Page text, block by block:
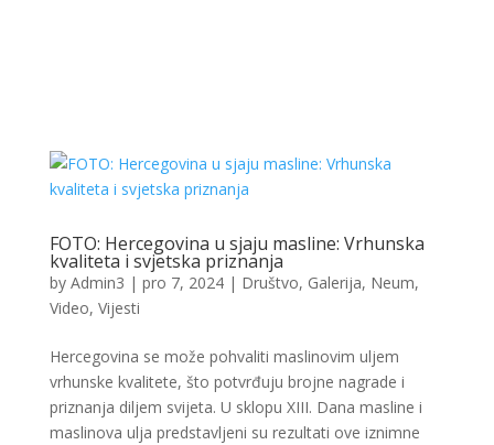
FOTO: Hercegovina u sjaju masline: Vrhunska
kvaliteta i svjetska priznanja
by Admin3 | pro 7, 2024| Društvo, Galerija, Neum,
Video, Vijesti
Hercegovina se može pohvaliti maslinovim uljem
vrhunske kvalitete, što potvrđuju brojne nagrade i
priznanja diljem svijeta. U sklopu XIII. Dana masline i
maslinova ulja predstavljeni su rezultati ove iznimne